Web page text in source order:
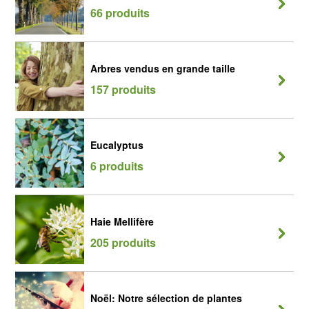
66 produits
Arbres vendus en grande taille
157 produits
Eucalyptus
6 produits
Haie Mellifère
205 produits
Noël: Notre sélection de plantes